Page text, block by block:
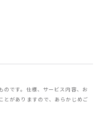
のです。仕様、サービス内容、お
とがありますので、あらかじめご